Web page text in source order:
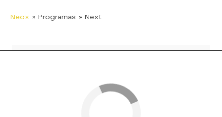
Neox » Programas » Next